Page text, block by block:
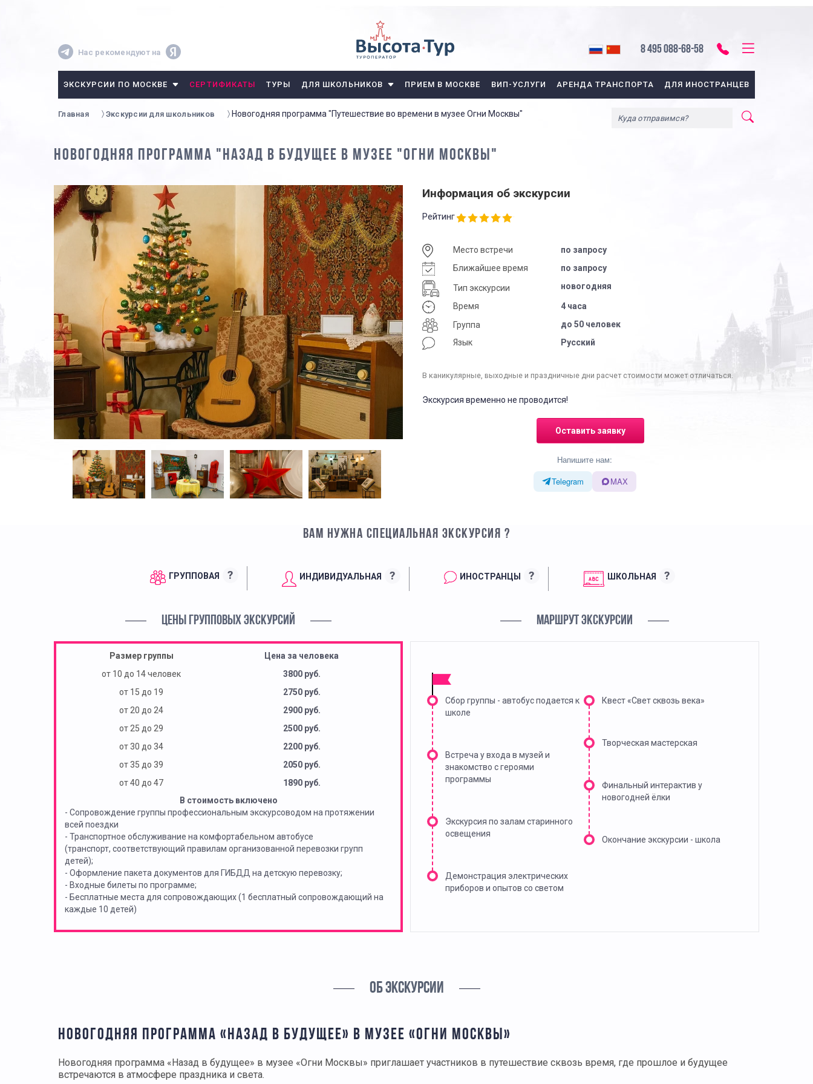
Нас рекомендуют на 8 495 088-68-58
ЭКСКУРСИИ ПО МОСКВЕ СЕРТИФИКАТЫ ТУРЫ ДЛЯ ШКОЛЬНИКОВ ПРИЕМ В МОСКВЕ ВИП-УСЛУГИ АРЕНДА ТРАНСПОРТА ДЛЯ ИНОСТРАНЦЕВ
Главная Экскурсии для школьников Новогодняя программа "Путешествие во времени в музее Огни Москвы"
НОВОГОДНЯЯ ПРОГРАММА "НАЗАД В БУДУЩЕЕ В МУЗЕЕ "ОГНИ МОСКВЫ"
Информация об экскурсии
Рейтинг
Место встречи
по запросу
Ближайшее время
по запросу
Тип экскурсии новогодняя
Время
4 часа
Группа
до 50 человек
Язык
Русский
В каникулярные, выходные и праздничные дни расчет стоимости может отличаться.
Экскурсия временно не проводится!
Оставить заявку
Напишите нам:
Telegram
MAX
ВАМ НУЖНА СПЕЦИАЛЬНАЯ ЭКСКУРСИЯ ?
ГРУППОВАЯ ? ИНДИВИДУАЛЬНАЯ ? ИНОСТРАНЦЫ ? ШКОЛЬНАЯ ?
ЦЕНЫ ГРУППОВЫХ ЭКСКУРСИЙ
Размер группы
Цена за человека
от 10 до 14 человек
3800 руб.
от 15 до 19
2750 руб.
от 20 до 24
2900 руб.
от 25 до 29
2500 руб.
от 30 до 34
2200 руб.
от 35 до 39
2050 руб.
от 40 до 47
1890 руб.
В стоимость включено
- Сопровождение группы профессиональным экскурсоводом на протяжении
всей поездки
- Транспортное обслуживание на комфортабельном автобусе
(транспорт, соответствующий правилам организованной перевозки групп
детей);
- Оформление пакета документов для ГИБДД на детскую перевозку;
- Входные билеты по программе;
- Бесплатные места для сопровождающих (1 бесплатный сопровождающий на
каждые 10 детей)
МАРШРУТ ЭКСКУРСИИ
Сбор группы - автобус подается к
школе
Встреча у входа в музей и
знакомство с героями
программы
Экскурсия по залам старинного
освещения
Демонстрация электрических
приборов и опытов со светом
Квест «Свет сквозь века»
Творческая мастерская
Финальный интерактив у
новогодней ёлки
Окончание экскурсии - школа
ОБ ЭКСКУРСИИ
НОВОГОДНЯЯ ПРОГРАММА «НАЗАД В БУДУЩЕЕ» В МУЗЕЕ «ОГНИ МОСКВЫ»
Новогодняя программа «Назад в будущее» в музее «Огни Москвы» приглашает участников в путешествие сквозь время, где прошлое и будущее
встречаются в атмосфере праздника и света.